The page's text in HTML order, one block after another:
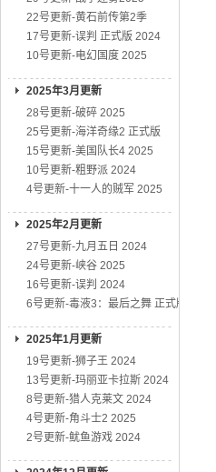
22号更新-黄石前传第2季
17号更新-误判 正式版 2024
10号更新-电幻国度 2025
2025年3月更新
28号更新-破碎 2025
25号更新-海洋奇缘2 正式版
15号更新-美国队长4 2025
10号更新-粗野派 2024
4号更新-十一人的贼军 2025
2025年2月更新
27号更新-九月五日 2024
24号更新-峡谷 2025
16号更新-误判 2024
6号更新-毒液3：最后之舞 正式版
2025年1月更新
19号更新-狮子王 2024
13号更新-玛丽亚卡拉斯 2024
8号更新-猎人克莱文 2024
4号更新-角斗士2 2025
2号更新-鱿鱼游戏 2024